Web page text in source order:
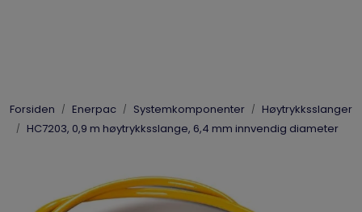
Forsiden Enerpac Systemkomponenter
Høytrykksslanger
HC7203, 0,9 m høytrykksslange, 6,4 mm innvendig diameter
Enerpac
Dynaset